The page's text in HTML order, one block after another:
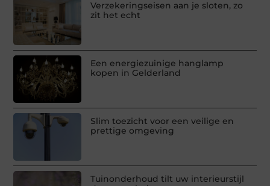
Verzekeringseisen aan je sloten, zo
zit het echt
Een energiezuinige hanglamp
kopen in Gelderland
Slim toezicht voor een veilige en
prettige omgeving
Tuinonderhoud tilt uw interieurstijl